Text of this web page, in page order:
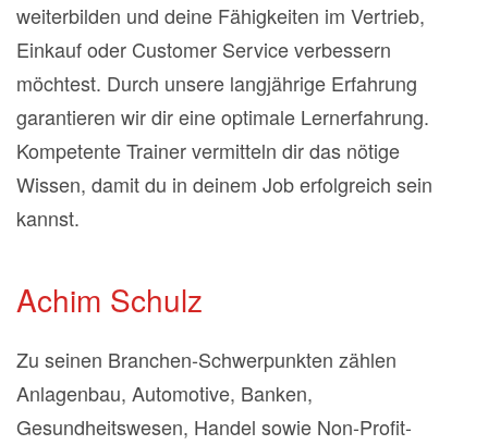
weiterbilden und deine Fähigkeiten im Vertrieb,
Einkauf oder Customer Service verbessern
möchtest. Durch unsere langjährige Erfahrung
garantieren wir dir eine optimale Lernerfahrung.
Kompetente Trainer vermitteln dir das nötige
Wissen, damit du in deinem Job erfolgreich sein
kannst.
Achim Schulz
Zu seinen Branchen-Schwerpunkten zählen
Anlagenbau, Automotive, Banken,
Gesundheitswesen, Handel sowie Non-Profit-